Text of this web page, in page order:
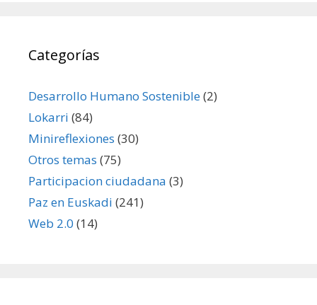
Categorías
Desarrollo Humano Sostenible(2)
Lokarri (84)
Minireflexiones (30)
Otros temas (75)
Participacion ciudadana (3)
Paz en Euskadi (241)
Web 2.0 (14)